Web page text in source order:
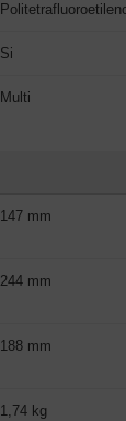
Si
Multi
147 mm
244 mm
188 mm
1,74 kg